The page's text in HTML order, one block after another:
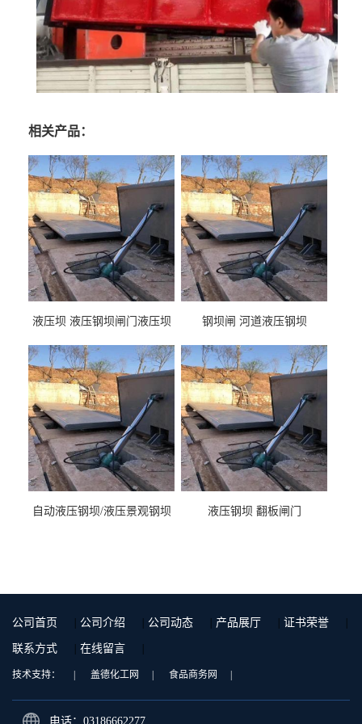
相关产品：
液压坝 液压钢坝闸门液压坝
钢坝闸 河道液压钢坝
自动液压钢坝/液压景观钢坝 液压钢坝 翻板闸门
公司首页 | 公司介绍 | 公司动态 | 产品展厅 | 证书荣誉 |
联系方式 | 在线留言 |
技术支持： | 盖德化工网 | 食品商务网 |
电话：03186662277